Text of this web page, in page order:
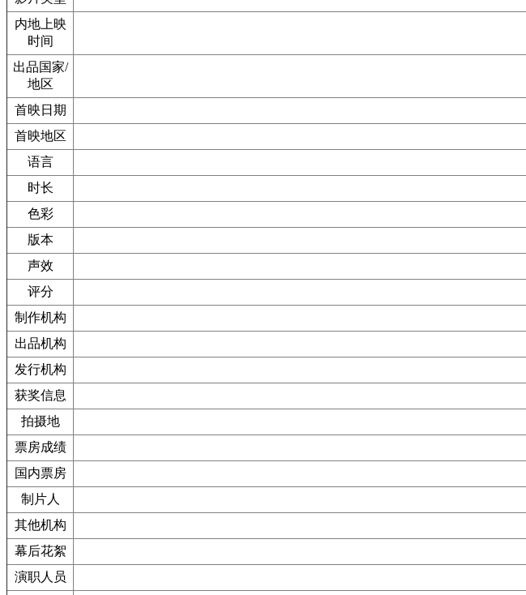
内地上映
时间
出品国家/
地区
首映日期
首映地区
语言
时长
色彩
版本
声效
评分
制作机构
出品机构
发行机构
获奖信息
拍摄地
票房成绩
国内票房
制片人
其他机构
幕后花絮
演职人员